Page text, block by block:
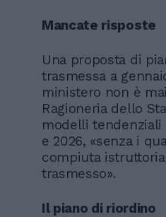
Mancate risposte
Una proposta di
trasmessa a
ministero non è
Ragioneria dello
modelli
e 2026, «senza i
compiuta
trasmesso».
Il piano di riordino